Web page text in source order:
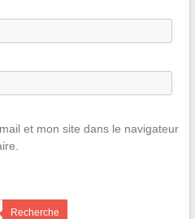
et mon site dans le navigateur
Recherche